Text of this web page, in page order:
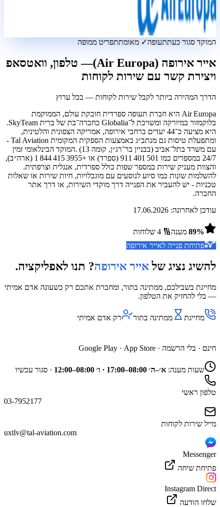
המוקד סגור כעתתעופה✓ מאומתתפריט ממופה
אייר אירופה (Air Europa)
— טלפון, וואטסאפ
ויצירת קשר עם שירות לקוחות
הדרך המהירה ביותר לקבל שירות לקוחות — בכל ערוץ
Air Europa היא חברת תעופה ספרדית חובקת עולם, הממוקמת
בלוקמזור במיורקה ומשויכת ל־Globalia כחברה־בת של ברית SkyTeam.
היא מציעה כ־44 יעדים ברחבי אירופה, אמריקה הצפונית והלטינית,
ומתפעלת טיסות גם מנתב״ג באמצעות הספקית המקומית Tal Aviation -
עם משרד בתל־אביב (בבניין בר־רג״ן, קומה 13) .המוקד הבינלאומי זמין
24/7 במספרים כמו 911 401 501 (ספרד) או +1 844 415 3955 (ארה״ב),
והצוות מעניק שירות במספר שפות כולל ספרדית, אנגלית וצרפתית.
להשלמות שונות כמו סיוע לנוסעים עם מוגבלויות, חיות שירות או שאלות
טכניות - יש להעביר את הפנייה דרך מוקדי השירות, או דרך אתר
החברה.
עודכן לאחרונה: 17.06.2026
89% מענה🔢
4 שלוחות
פתיחת פנייה לאייר אירופה
להשיג נציג שלאייר אירופה? תנו לאפליקציה.
מחייגת בשבילכם, ממתינה בתור, ומחברת אתכם רק כשעונה אדם אמיתי
— בלי להחזיק את הטלפון.
מחייגת ממתינה בתור
רק אדם אמיתי
חינם · בלי הרשמה · App Store
·
Google Play
שעות מענה: א׳–ה׳ 08:00–17:00 · ו׳ 08:00–12:00 · סגור עכשיו
טלפון ראשי
03-7952177
מייל שירות לקוחות
uxtlv@tal-aviation.com
Messenger
פתיחת שיחה
Instagram Direct
שלחו הודעה